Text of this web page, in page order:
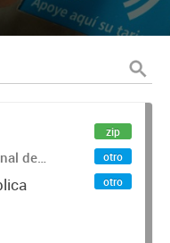
de
zip
otro
otro